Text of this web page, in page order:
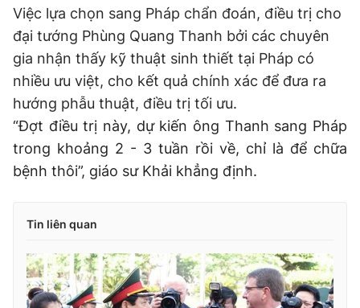
Việc lựa chọn sang Pháp chẩn đoán, điều trị cho
đại tướng Phùng Quang Thanh bởi các chuyên
gia nhận thấy kỹ thuật sinh thiết tại Pháp có
nhiều ưu việt, cho kết quả chính xác để đưa ra
hướng phẫu thuật, điều trị tối ưu.
“Đợt điều trị này, dự kiến ông Thanh sang Pháp
trong khoảng 2 - 3 tuần rồi về, chỉ là để chữa
bệnh thôi”, giáo sư Khải khẳng định.
Tin liên quan